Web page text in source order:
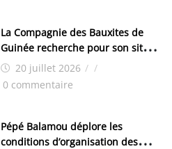
La Compagnie des Bauxites de
Guinée recherche pour son site
de Kamsar des techniciens
chimistes (H/F)
20 juillet 2026 / /
0 commentaire
Pépé Balamou déplore les
conditions d’organisation des